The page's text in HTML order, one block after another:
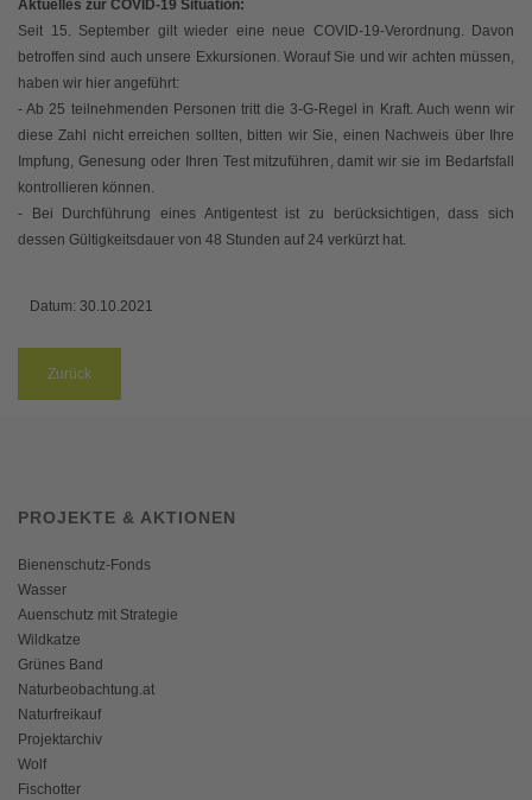
Aktuelles zur COVID-19 Situation:
Seit 15. September gilt wieder eine neue COVID-19-Verordnung. Davon
betroffen sind auch unsere Exkursionen. Worauf Sie und wir achten müssen,
haben wir hier angeführt:
- Ab 25 teilnehmenden Personen tritt die 3-G-Regel in Kraft. Auch wenn wir
diese Zahl nicht erreichen sollten, bitten wir Sie, einen Nachweis über Ihre
Impfung, Genesung oder Ihren Test mitzuführen, damit wir sie im Bedarfsfall
kontrollieren können.
- Bei Durchführung eines Antigentest ist zu berücksichtigen, dass sich
dessen Gültigkeitsdauer von 48 Stunden auf 24 verkürzt hat.
Datum: 30.10.2021
Zurück
PROJEKTE & AKTIONEN
Bienenschutz-Fonds
Wasser
Auenschutz mit Strategie
Wildkatze
Grünes Band
Naturbeobachtung.at
Naturfreikauf
Projektarchiv
Wolf
Fischotter